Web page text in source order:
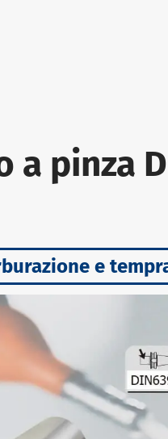
pinza
e